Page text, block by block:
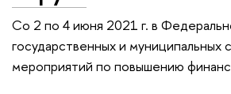
Со 2 по 4 июня 2021 г. в
государственных и
мероприятий по повышению